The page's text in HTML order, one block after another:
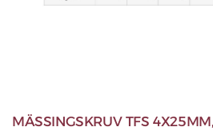
MÄSSINGSKRUV TFS